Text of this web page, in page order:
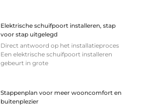
Elektrische schuifpoort installeren, stap
voor stap uitgelegd
Direct antwoord op het installatieproces
Een elektrische schuifpoort installeren
gebeurt in grote
Stappenplan voor meer wooncomfort en
buitenplezier